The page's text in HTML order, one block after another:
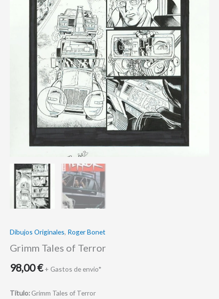
Dibujos Originales, Roger Bonet
Grimm Tales of Terror
98,00€ + Gastos de envio*
Título: Grimm Tales of Terror